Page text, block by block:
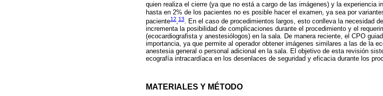
quien realiza el cierre (ya que no está a cargo de las imágenes) y la experiencia
hasta en 2% de los pacientes no es posible hacer el examen, ya sea por
paciente12,13. En el caso de procedimientos largos, esto conlleva la necesidad
incrementa la posibilidad de complicaciones durante el procedimiento y el
(ecocardiografista y anestesiólogos) en la sala. De manera reciente, el CPO
importancia, ya que permite al operador obtener imágenes similares a las de la
anestesia general o personal adicional en la sala. El objetivo de esta revisión
ecografía intracardíaca en los desenlaces de seguridad y eficacia durante los
MATERIALES Y MÉTODO